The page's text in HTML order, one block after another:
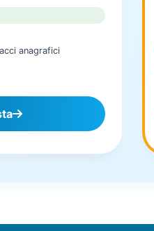
anagrafici